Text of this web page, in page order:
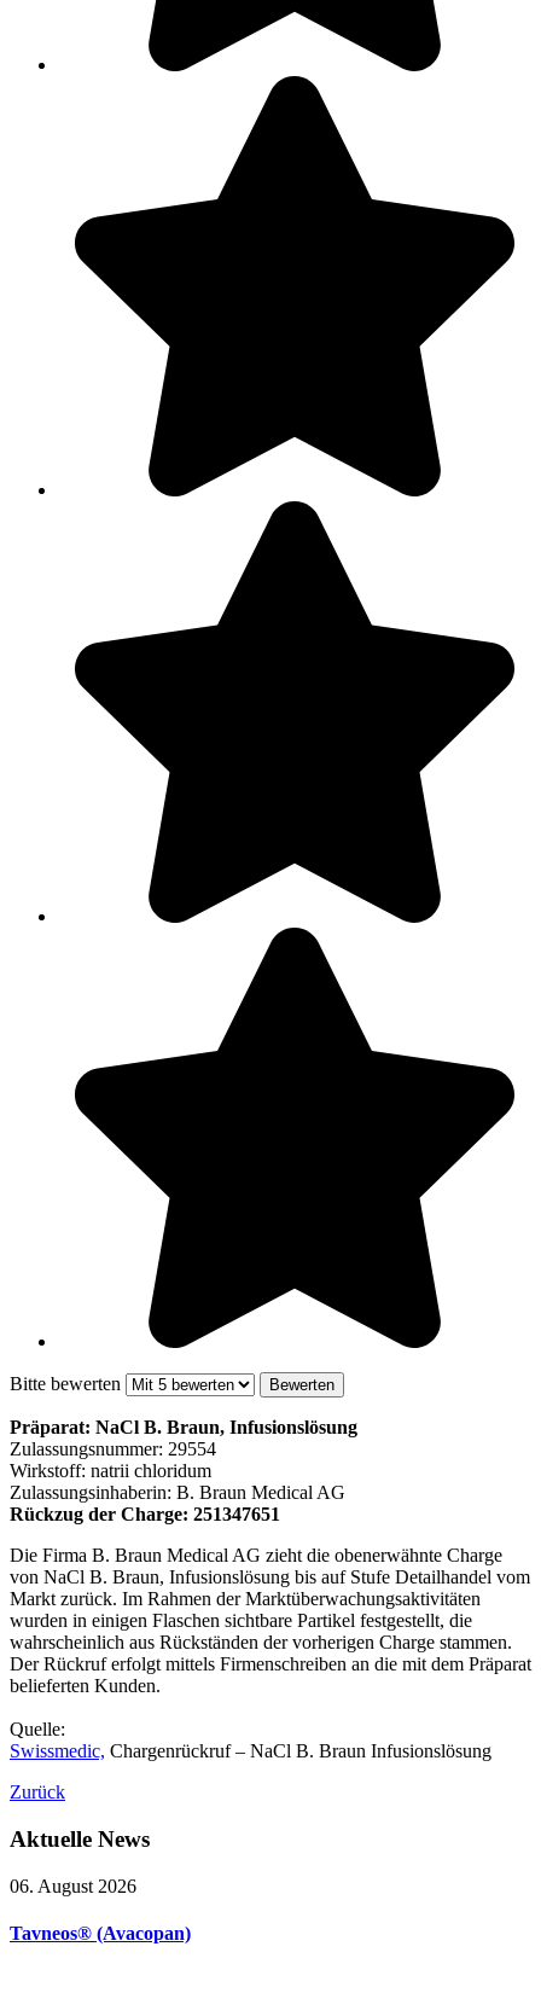
Bitte bewerten
Präparat: NaCl B. Braun, Infusionslösung
Zulassungsnummer: 29554
Wirkstoff: natrii chloridum
Zulassungsinhaberin: B. Braun Medical AG
Rückzug der Charge: 251347651
Die Firma B. Braun Medical AG zieht die obenerwähnte Charge
von NaCl B. Braun, Infusionslösung bis auf Stufe Detailhandel vom
Markt zurück. Im Rahmen der Marktüberwachungsaktivitäten
wurden in einigen Flaschen sichtbare Partikel festgestellt, die
wahrscheinlich aus Rückständen der vorherigen Charge stammen.
Der Rückruf erfolgt mittels Firmenschreiben an die mit dem Präparat
belieferten Kunden.
Quelle:
Swissmedic, Chargenrückruf – NaCl B. Braun Infusionslösung
Zurück
Aktuelle News
06. August 2026
Tavneos® (Avacopan)